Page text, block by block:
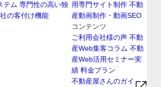
テム 専門性の高い独
の客付け機能
用専門サイト制作 不動
産動画制作・動画SEO
コンテンツ
ご利用会社様の声 不動
産Web集客コラム 不動
産Web活用セミナー実
績 料金プラン
不動産屋さんのガイ